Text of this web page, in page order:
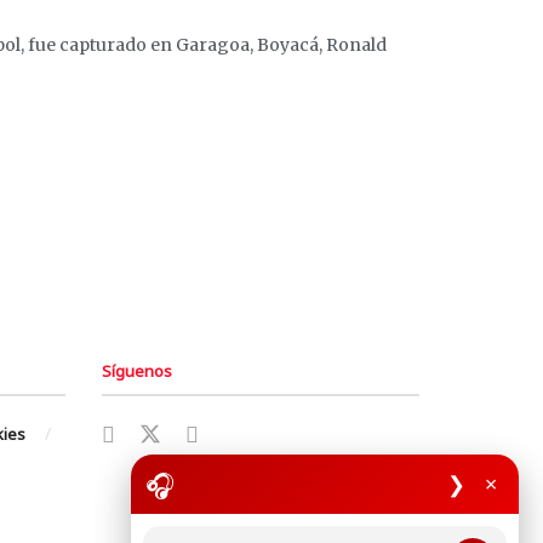
🎧 ❯ ×
fue capturado en Garagoa, Boyacá, Ronald
Síguenos